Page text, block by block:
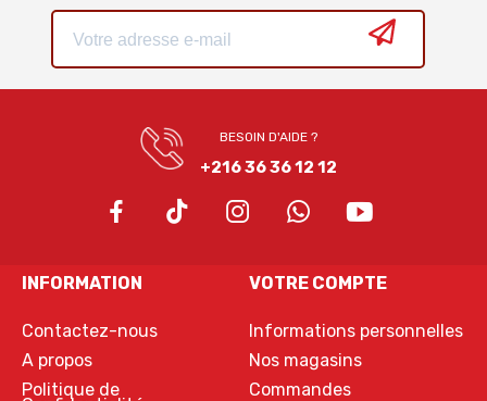
BESOIN D'AIDE ?
+216 36 36 12 12
INFORMATION
Contactez-nous
A propos
Politique de
VOTRE COMPTE
Informations personnelles
Nos magasins
Commandes